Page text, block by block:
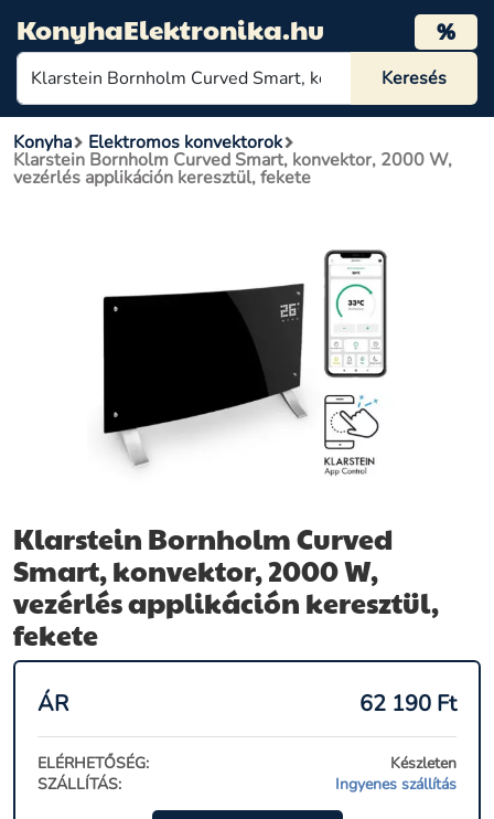
KonyhaElektronika.hu %
Konyha Elektromos konvektorok
Klarstein Bornholm Curved Smart, konvektor, 2000 W,
vezérlés applikáción keresztül, fekete
Klarstein Bornholm Curved
Smart, konvektor, 2000 W,
vezérlés applikáción keresztül,
fekete
ÁR 62 190 Ft
ELÉRHETŐSÉG:
Készleten
SZÁLLÍTÁS:
Ingyenes szállítás